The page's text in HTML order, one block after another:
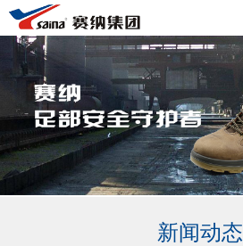
新闻动态